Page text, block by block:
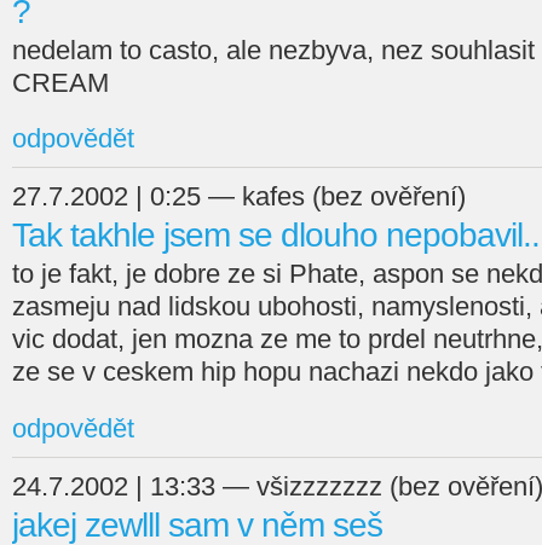
?
nedelam to casto, ale nezbyva, nez
CREAM
odpovědět
27.7.2002 | 0:25 — kafes (bez ověření)
Tak takhle jsem se dlouho
to je fakt, je dobre ze si Phate, aspon se
zasmeju nad lidskou ubohosti,
vic dodat, jen mozna ze me to prdel
ze se v ceskem hip hopu nachazi nekdo jako
odpovědět
24.7.2002 | 13:33 — všizzzzzzz (bez ověření)
jakej zewlll sam v něm seš